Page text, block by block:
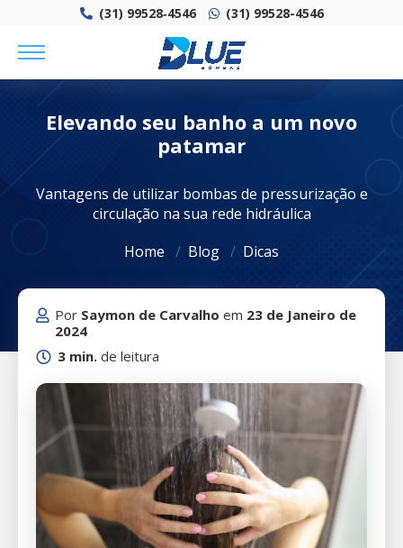
(31) 99528‑4546‬ (31) 99528-4546
Elevando seu banho a um novo
patamar
Vantagens de utilizar bombas de pressurização e
circulação na sua rede hidráulica
Home
Blog Dicas
Por Saymon de Carvalho em 23 de Janeiro de
2024
3 min. de leitura